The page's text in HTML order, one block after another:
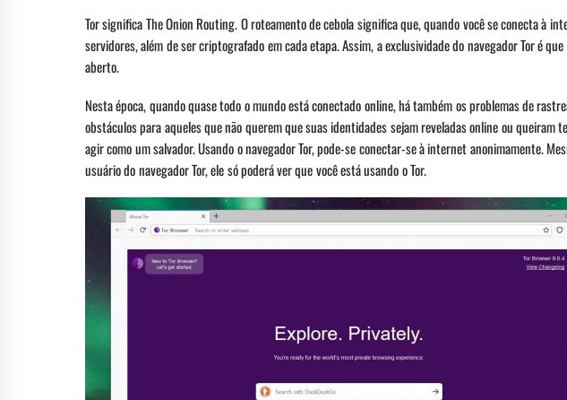
Tor significa The Onion Routing. O roteamento de cebola significa que, quando você se conecta à
servidores, além de ser criptografado em cada etapa. Assim, a exclusividade do navegador Tor é
aberto.
Nesta época, quando quase todo o mundo está conectado online, há também os problemas de
obstáculos para aqueles que não querem que suas identidades sejam reveladas online ou queiram
agir como um salvador. Usando o navegador Tor, pode-se conectar-se à internet anonimamente.
usuário do navegador Tor, ele só poderá ver que você está usando o Tor.